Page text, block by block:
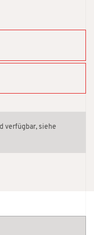
verfügbar, siehe